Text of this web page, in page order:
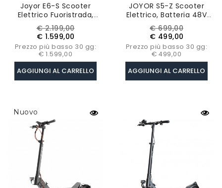
Joyor E6-S Scooter
Elettrico Fuoristrada,
Doppio Motore 1600W*2,
Batteria 60V 31.5Ah,
Autonomia 100km
Prezzo
base
€ 2.199,00Prezzo
€ 1.599,00
Prezzo più basso 30 gg:
€ 1.599,00
AGGIUNGI AL CARRELLO
JOYOR S5-Z Scooter
Elettrico, Batteria 48V
13Ah, Indicatore Di
Direzione, Pneumatici
10pollici, Velocità 25km/h
Prezzo
base
€ 699,00Prezzo
€ 499,00
Prezzo più basso 30 gg:
€ 499,00
AGGIUNGI AL CARRELLO
Nuovo